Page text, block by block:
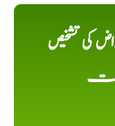
کی تشخیص